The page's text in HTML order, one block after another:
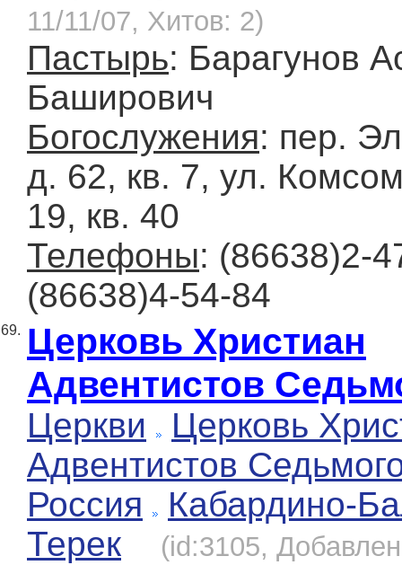
11/11/07, Хитов: 2)
Пастырь: Барагунов
Баширович
Богослужения: пер.
д. 62, кв. 7, ул.
19, кв. 40
Телефоны: (86638)2-
(86638)4-54-84
69. Церковь Христиан
Адвентистов
Церкви
Церковь
Адвентистов
Россия
Кабардино-
Терек
(id:3105,